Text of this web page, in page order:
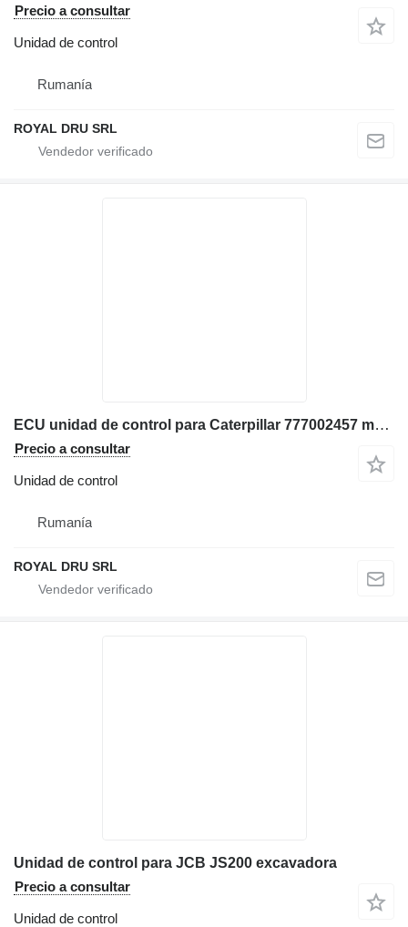
Precio a consultar
Unidad de control
Rumanía
ROYAL DRU SRL
ECU unidad de control para Caterpillar 777002457 maquinaria de construcción
Precio a consultar
Unidad de control
Rumanía
ROYAL DRU SRL
Unidad de control para JCB JS200 excavadora
Precio a consultar
Unidad de control